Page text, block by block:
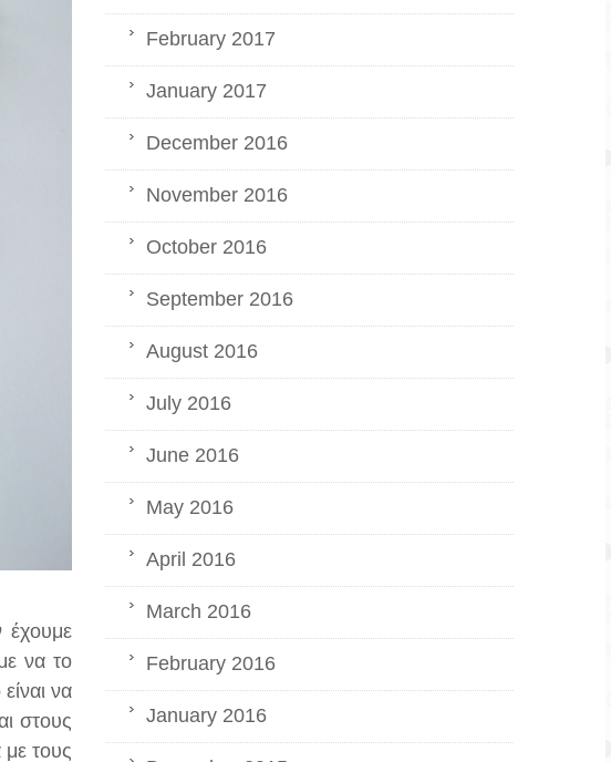
έχουμε
να το
να
στους
τους
February 2017
January 2017
December 2016
November 2016
October 2016
September 2016
August 2016
July 2016
June 2016
May 2016
April 2016
March 2016
February 2016
January 2016